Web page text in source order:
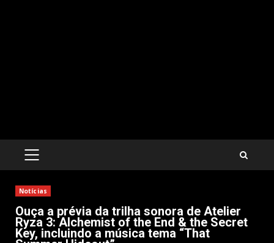
PRIMARY
Notícias
Ouça a prévia da trilha sonora de Atelier
Ryza 3: Alchemist of the End & the Secret
Key, incluindo a música tema “That